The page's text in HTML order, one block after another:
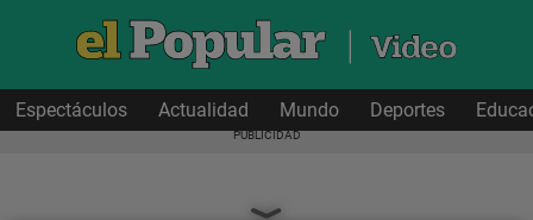
Espectáculos Actualidad Mundo Deportes